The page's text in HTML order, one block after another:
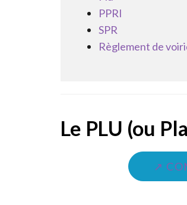
PPRI
SPR
Règlement de
Le PLU (ou
↗